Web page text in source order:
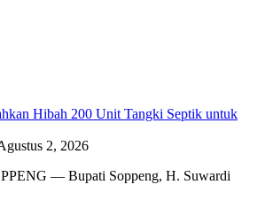
Hibah 200 Unit Tangki Septik untuk
2, 2026
— Bupati Soppeng, H. Suwardi